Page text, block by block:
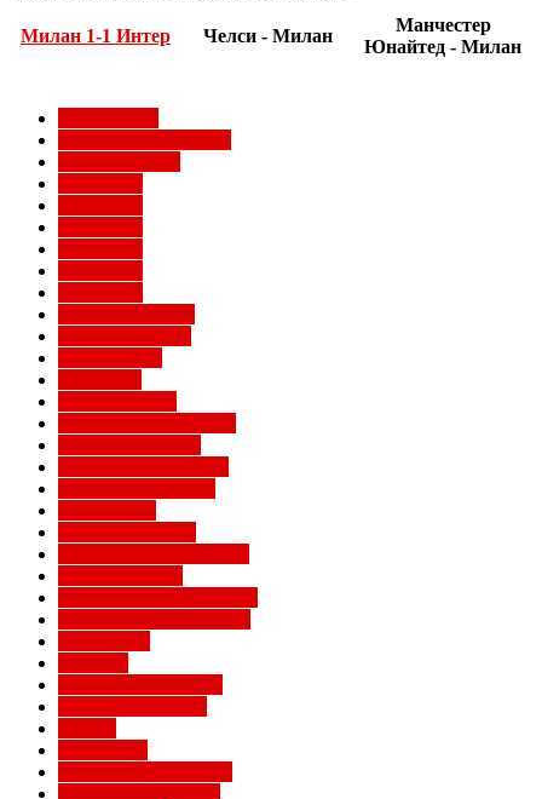
Милан 1-1 Интер Челси - Милан
Манчестер
Юнайтед - Милан